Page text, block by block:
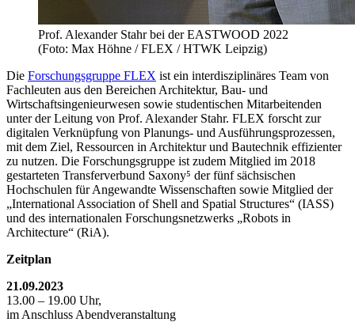
Prof. Alexander Stahr bei der EASTWOOD 2022
(Foto: Max Höhne / FLEX / HTWK Leipzig)
Die Forschungsgruppe FLEX ist ein interdisziplinäres Team von
Fachleuten aus den Bereichen Architektur, Bau- und
Wirtschaftsingenieurwesen sowie studentischen Mitarbeitenden
unter der Leitung von Prof. Alexander Stahr. FLEX forscht zur
digitalen Verknüpfung von Planungs- und Ausführungsprozessen,
mit dem Ziel, Ressourcen in Architektur und Bautechnik effizienter
zu nutzen. Die Forschungsgruppe ist zudem Mitglied im 2018
gestarteten Transferverbund Saxony⁵ der fünf sächsischen
Hochschulen für Angewandte Wissenschaften sowie Mitglied der
„International Association of Shell and Spatial Structures“ (IASS)
und des internationalen Forschungsnetzwerks „Robots in
Architecture“ (RiA).
Zeitplan
21.09.2023
13.00 – 19.00 Uhr,
im Anschluss Abendveranstaltung